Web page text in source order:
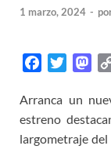
1 marzo, 2024 -
c
e
b
t
t
M
s
t
o
Arranca un
estreno
largometraje